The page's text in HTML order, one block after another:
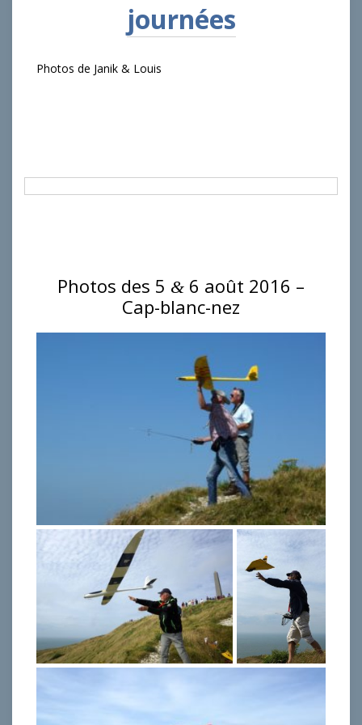
journées
Photos de Janik & Louis
Photos des 5 & 6 août 2016 –
Cap-blanc-nez